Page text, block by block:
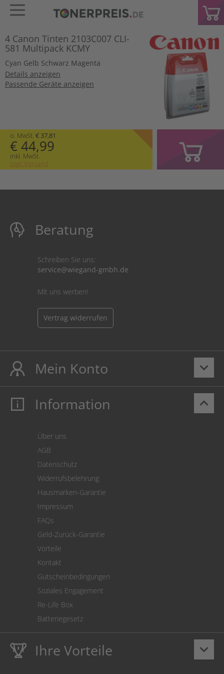
4 Canon Tinten 2103C007 CLI-
581 Multipack KCMY
Cyan Gelb Schwarz Magenta
Details anzeigen
Passende Geräte anzeigen
o. MwSt. € 37,81
€ 44,99
inkl. MwSt.
zzgl. Versand
Beratung
Schreiben Sie uns:
service@wiegand-gmbh.de
Mit uns werben!
Vertrag widerrufen
keyboard_arrow_down
Mein Konto
Mein Konto
Cookie Einstellungen
keyboard_arrow_up
Information
Über uns
AGB
Datenschutz
Widerrufsbelehrung
Hausmarken-Garantie
Impressum
FAQs
Geld-Zurück-Garantie
Vorteile
Kontakt
Gutscheinbedingungen
Soziales Engagement
Re-Life Box
Batteriegesetz
keyboard_arrow_down
Ihre Vorteile